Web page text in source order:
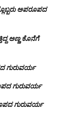
ಅಪರೂಪದ
ಅಣ್ಣ ಕೊನೆಗೆ
ಗುರುವರ್ಯ
ಗುರುವರ್ಯ
ಗುರುವರ್ಯ